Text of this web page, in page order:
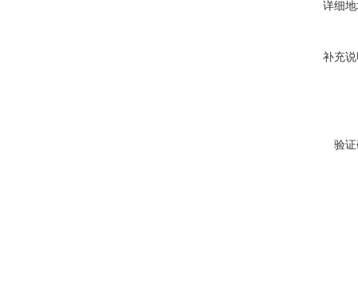
详细
补充
验